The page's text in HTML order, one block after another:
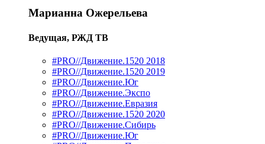
Марианна Ожерельева
Ведущая, РЖД ТВ
#PRO//Движение.1520 2018
#PRO//Движение.1520 2019
#PRO//Движение.Юг
#PRO//Движение.Экспо
#PRO//Движение.Евразия
#PRO//Движение.1520 2020
#PRO//Движение.Сибирь
#PRO//Движение.Юг